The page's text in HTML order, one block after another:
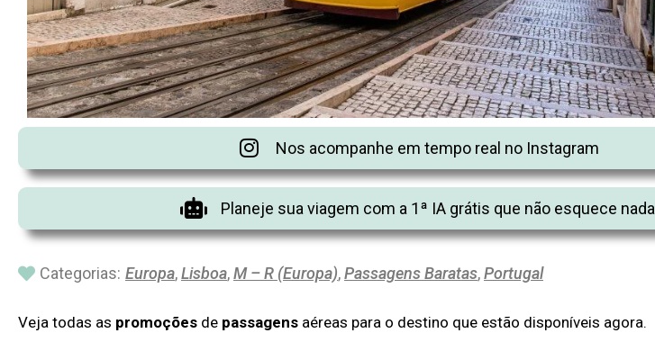
Nos acompanhe em tempo real no Instagram
Planeje sua viagem com a 1ª IA grátis que não esquece nada
Categorias: Europa,Lisboa,M – R (Europa),Passagens Baratas,Portugal
Veja todas as promoções de passagens aéreas para o destino que estão disponíveis agora.